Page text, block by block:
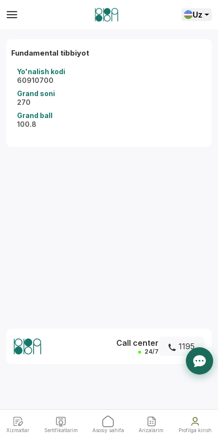
Uz
Fundamental tibbiyot
Yo'nalish kodi
60910700
Grand soni
270
Grand ball
100.8
Call center
24/7 1195
Xizmatlar Sertifikatlarim Asosiy sahifa Arizalarim Profilga kirish